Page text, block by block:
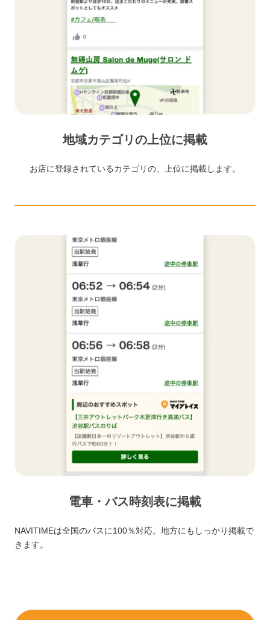
地域カテゴリの上位に掲載
お店に登録されているカテゴリの、上位に掲載します。
電車・バス時刻表に掲載
NAVITIMEは全国のバスに100％対応。地方にもしっかり掲載で
きます。